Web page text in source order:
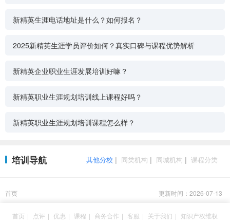
新精英生涯电话地址是什么？如何报名？
2025新精英生涯学员评价如何？真实口碑与课程优势解析
新精英企业职业生涯发展培训好嘛？
新精英职业生涯规划培训线上课程好吗？
新精英职业生涯规划培训课程怎么样？
其他分校 | 同类机构 | 同城机构 | 课程分类
培训导航
首页 更新时间：2026-07-13
首页 | 点评 | 优惠 | 课程 | 商务合作 | 客服 | 关于我们 | 知识产权维权